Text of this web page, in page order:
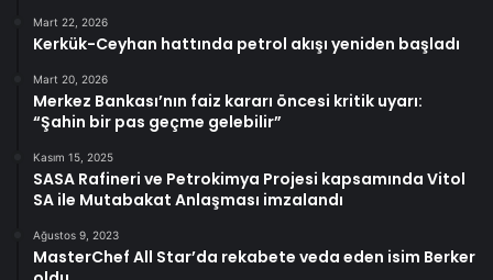
Mart 22, 2026
Kerkük-Ceyhan hattında petrol akışı yeniden başladı
Mart 20, 2026
Merkez Bankası’nın faiz kararı öncesi kritik uyarı:
“Şahin bir pas geçme gelebilir”
Kasım 15, 2025
SASA Rafineri ve Petrokimya Projesi kapsamında Vitol
SA ile Mutabakat Anlaşması imzalandı
Ağustos 9, 2023
MasterChef All Star’da rekabete veda eden isim Berker